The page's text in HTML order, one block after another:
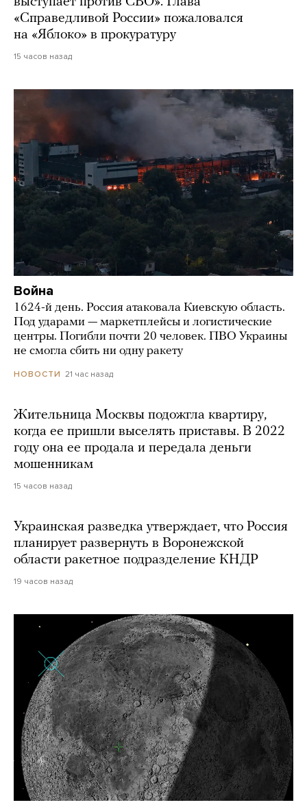
«Справедливой России» пожаловался
на «Яблоко» в прокуратуру
15 часов назад
Война
1624-й день. Россия атаковала Киевскую область.
Под ударами — маркетплейсы и логистические
центры. Погибли почти 20 человек. ПВО Украины
не смогла сбить ни одну ракету
НОВОСТИ 21 час назад
Жительница Москвы подожгла квартиру,
когда ее пришли выселять приставы. В 2022
году она ее продала и передала деньги
мошенникам
15 часов назад
Украинская разведка утверждает, что Россия
планирует развернуть в Воронежской
области ракетное подразделение КНДР
19 часов назад